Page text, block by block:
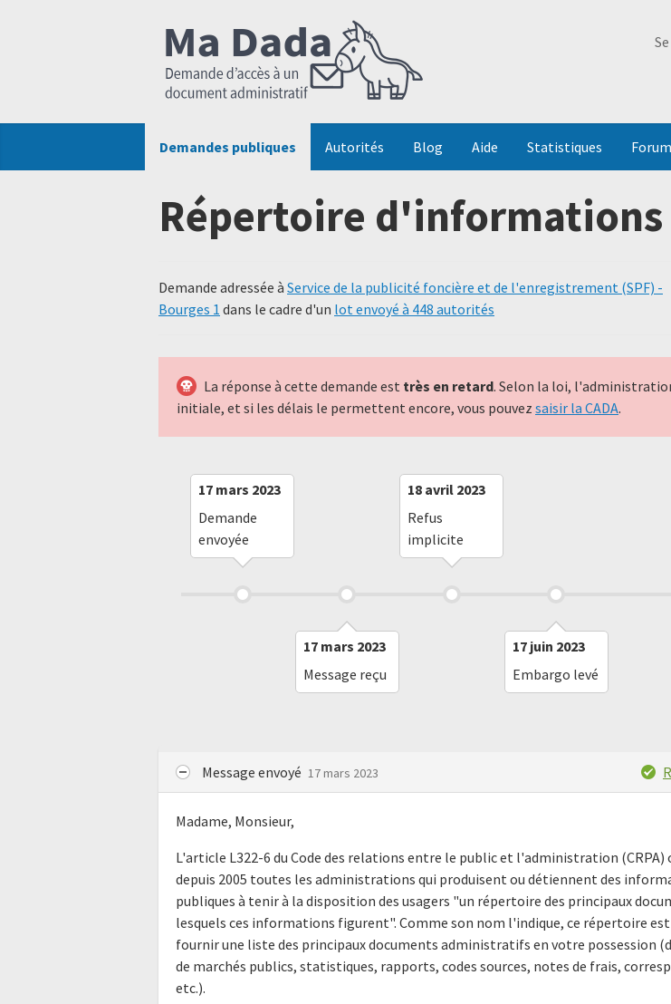
Demandes publiques Autorités Blog Aide Statistiques Forum
Répertoire d'informations
Demande adressée à Service de la publicité foncière et de l'enregistrement (SPF) -
Bourges 1 dans le cadre d'un lot envoyé à 448 autorités
La réponse à cette demande est très en retard. Selon la loi,
initiale, et si les délais le permettent encore, vous pouvez saisir la CADA.
17 mars 2023
Demande
envoyée
17 mars 2023
Message reçu
18 avril 2023
Refus
implicite
17 juin 2023
Embargo levé
Message envoyé 17 mars 2023
Madame, Monsieur,
L'article L322-6 du Code des relations entre le public et l'administration (CRPA)
depuis 2005 toutes les administrations qui produisent ou détiennent des
publiques à tenir à la disposition des usagers "un répertoire des principaux
lesquels ces informations figurent". Comme son nom l'indique, ce répertoire
fournir une liste des principaux documents administratifs en votre possession
de marchés publics, statistiques, rapports, codes sources, notes de frais,
etc.).